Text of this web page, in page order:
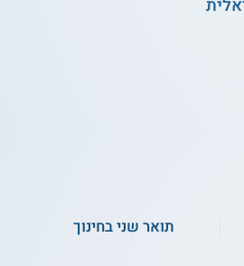
תואר שני בחינוך